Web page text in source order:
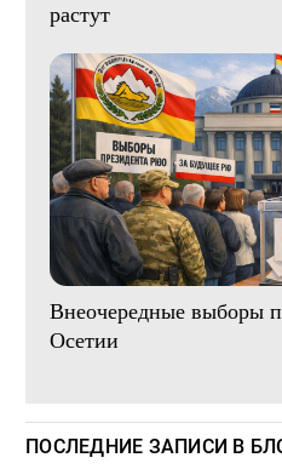
растут
Внеочередные выборы
Осетии
ПОСЛЕДНИЕ ЗАПИСИ В